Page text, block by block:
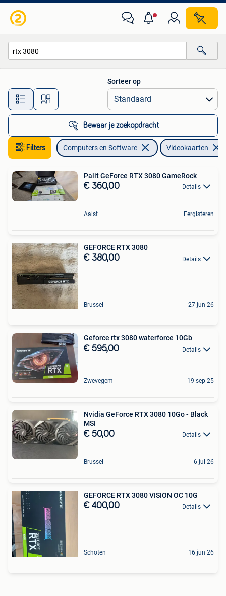
Alle afstanden…
Sorteer op
Bewaar je zoekopdracht
Filters Computers en Software Videokaarten
Palit GeForce RTX 3080 GameRock
€ 360,00 Details
Aalst Eergisteren
GEFORCE RTX 3080
€ 380,00 Details
Brussel 27 jun 26
Geforce rtx 3080 waterforce 10Gb
€ 595,00 Details
Zwevegem 19 sep 25
Nvidia GeForce RTX 3080 10Go - Black
MSI
€ 50,00 Details
Brussel 6 jul 26
GEFORCE RTX 3080 VISION OC 10G
€ 400,00 Details
Schoten 16 jun 26